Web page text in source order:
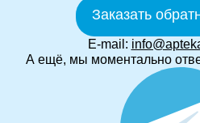
Заказать
E-mail:
А ещё, мы моментально